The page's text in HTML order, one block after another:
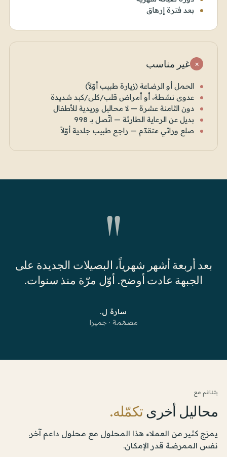
بعد فترة إرهاق
× غير مناسب
الحمل أو الرضاعة (زيارة طبيب أوّلاً)
عدوى نشطة، أو أمراض قلب/كلى/كبد شديدة
دون الثامنة عشرة — لا محاليل وريدية للأطفال
بديل عن الرعاية الطارئة — اتّصل بـ 998
صلع وراثي متقدّم — راجع طبيب جلدية أوّلاً
"
بعد أربعة أشهر شهرياً، البصيلات الجديدة على
الجبهة عادت أوضح. أوّل مرّة منذ سنوات.
سارة ل.
مصمّمة · جميرا
يتناغم مع
محاليل أخرى تكمّله.
يمزج كثير من العملاء هذا المحلول مع محلول داعم آخر.
نفس الممرضة قدر الإمكان.